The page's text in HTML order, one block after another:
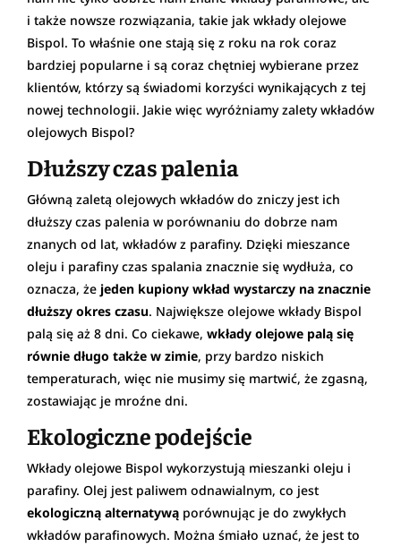
i także nowsze rozwiązania, takie jak wkłady olejowe
Bispol. To właśnie one stają się z roku na rok coraz
bardziej popularne i są coraz chętniej wybierane przez
klientów, którzy są świadomi korzyści wynikających z tej
nowej technologii. Jakie więc wyróżniamy zalety wkładów
olejowych Bispol?
Dłuższy czas palenia
Główną zaletą olejowych wkładów do zniczy jest ich
dłuższy czas palenia w porównaniu do dobrze nam
znanych od lat, wkładów z parafiny. Dzięki mieszance
oleju i parafiny czas spalania znacznie się wydłuża, co
oznacza, że jeden kupiony wkład wystarczy na znacznie
dłuższy okres czasu. Największe olejowe wkłady Bispol
palą się aż 8 dni. Co ciekawe, wkłady olejowe palą się
równie długo także w zimie, przy bardzo niskich
temperaturach, więc nie musimy się martwić, że zgasną,
zostawiając je mroźne dni.
Ekologiczne podejście
Wkłady olejowe Bispol wykorzystują mieszanki oleju i
parafiny. Olej jest paliwem odnawialnym, co jest
ekologiczną alternatywą porównując je do zwykłych
wkładów parafinowych. Można śmiało uznać, że jest to